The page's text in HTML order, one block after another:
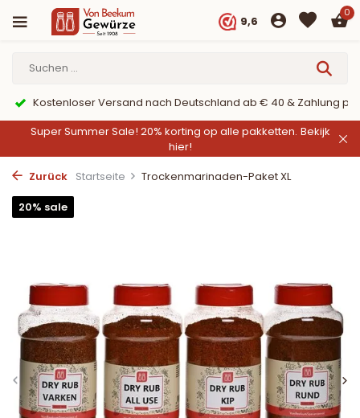
9,6
0
PayPal
9,6/10 Webwinkelkeur ✔
Super Summer Sale! 20% korting op alle pakketten. Bekijk
hier!
Zurück Startseite
Trockenmarinaden-Paket XL
20% sale